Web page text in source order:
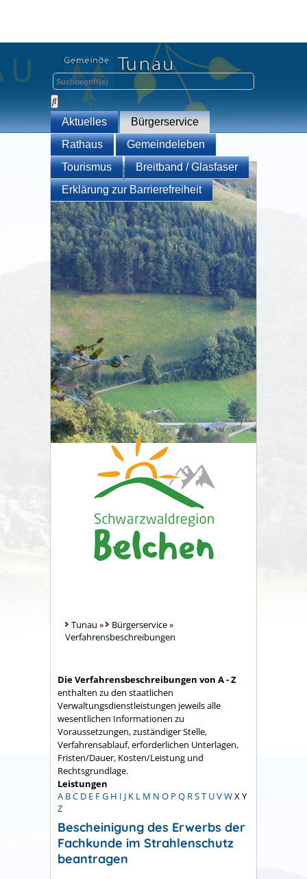
Aktuelles
Bürgerservice
Rathaus
Gemeindeleben
Tourismus
Breitband / Glasfaser
Erklärung zur Barrierefreiheit
Tunau » Bürgerservice»
Verfahrensbeschreibungen
Die Verfahrensbeschreibungen von A - Z
enthalten zu den staatlichen
Verwaltungsdienstleistungen jeweils alle
wesentlichen Informationen zu
Voraussetzungen, zuständiger Stelle,
Verfahrensablauf, erforderlichen Unterlagen,
Fristen/Dauer, Kosten/Leistung und
Rechtsgrundlage.
Leistungen
A BC D E FG H I J K L M N O P Q RST UVWX Y
Z
Bescheinigung des Erwerbs der
Fachkunde im Strahlenschutz
beantragen